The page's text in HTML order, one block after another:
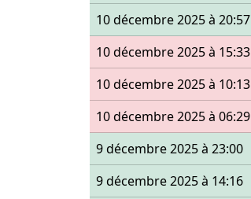
10 décembre 2025 à 20:57
10 décembre 2025 à 15:33
10 décembre 2025 à 10:13
10 décembre 2025 à 06:29
9 décembre 2025 à 23:00
9 décembre 2025 à 14:16